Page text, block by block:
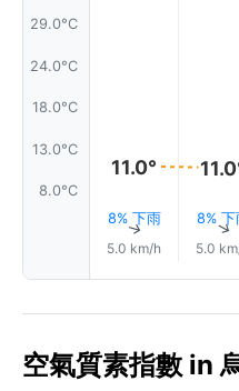
29.0°C
24.0°C
18.0°C
13.0°C
8.0°C
11.0°
8% 下雨
↑
5.0 km/h
8% 下
↑
5.0
空氣質素指數 in